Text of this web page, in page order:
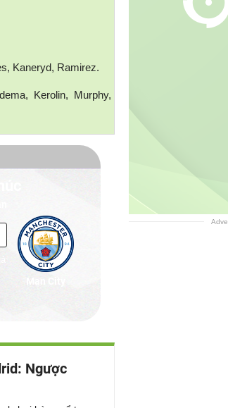
Kaneryd, Ramirez.
Kerolin, Murphy,
Ngược